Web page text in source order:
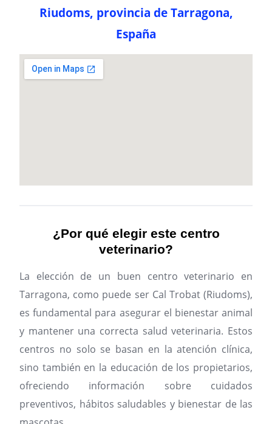
Riudoms, provincia de Tarragona,
España
¿Por qué elegir este centro
veterinario?
La elección de un buen centro veterinario en
Tarragona, como puede ser Cal Trobat (Riudoms),
es fundamental para asegurar el bienestar animal
y mantener una correcta salud veterinaria. Estos
centros no solo se basan en la atención clínica,
sino también en la educación de los propietarios,
ofreciendo información sobre cuidados
preventivos, hábitos saludables y bienestar de las